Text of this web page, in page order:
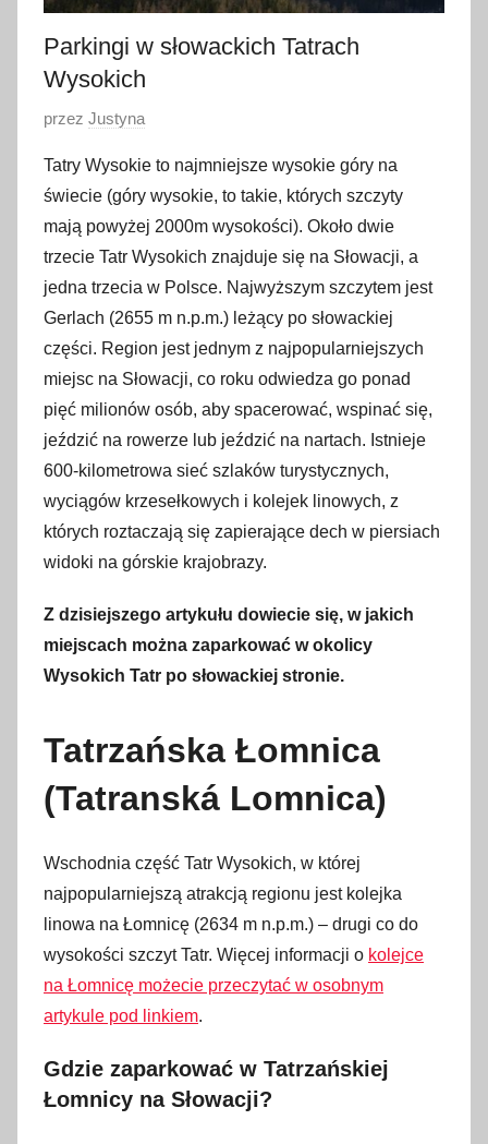
Parkingi w słowackich Tatrach
Wysokich
O
u
b
l
i
k
o
w
a
n
o
t
e
2
0
2
przez Justyna
Tatry Wysokie to najmniejsze wysokie góry na
świecie (góry wysokie, to takie, których szczyty
mają powyżej 2000m wysokości). Około dwie
trzecie Tatr Wysokich znajduje się na Słowacji, a
jedna trzecia w Polsce. Najwyższym szczytem jest
Gerlach (2655 m n.p.m.) leżący po słowackiej
części. Region jest jednym z najpopularniejszych
miejsc na Słowacji, co roku odwiedza go ponad
pięć milionów osób, aby spacerować, wspinać się,
jeździć na rowerze lub jeździć na nartach. Istnieje
600-kilometrowa sieć szlaków turystycznych,
wyciągów krzesełkowych i kolejek linowych, z
których roztaczają się zapierające dech w piersiach
widoki na górskie krajobrazy.
Z dzisiejszego artykułu dowiecie się, w jakich
miejscach można zaparkować w okolicy
Wysokich Tatr po słowackiej stronie.
Tatrzańska Łomnica
(Tatranská Lomnica)
Wschodnia część Tatr Wysokich, w której
najpopularniejszą atrakcją regionu jest kolejka
linowa na Łomnicę (2634 m n.p.m.) – drugi co do
wysokości szczyt Tatr. Więcej informacji o kolejce
na Łomnicę możecie przeczytać w osobnym
artykule pod linkiem.
Gdzie zaparkować w Tatrzańskiej
Łomnicy na Słowacji?